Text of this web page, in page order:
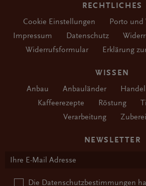
RECHTLICHES
Cookie Einstellungen
Porto und
Impressum
Datenschutz
Widerrufsformular
Erklärung
WISSEN
Anbau
Anbauländer Handel
Kaffeerezepte
Röstung
Verarbeitung
NEWSLETTER
Die Datenschutzbestimmungen